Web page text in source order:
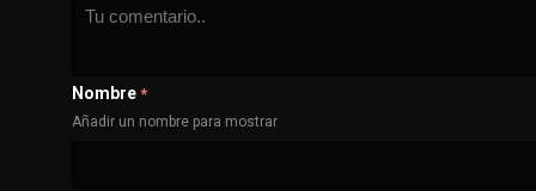
Nombre *
Añadir un nombre para mostrar